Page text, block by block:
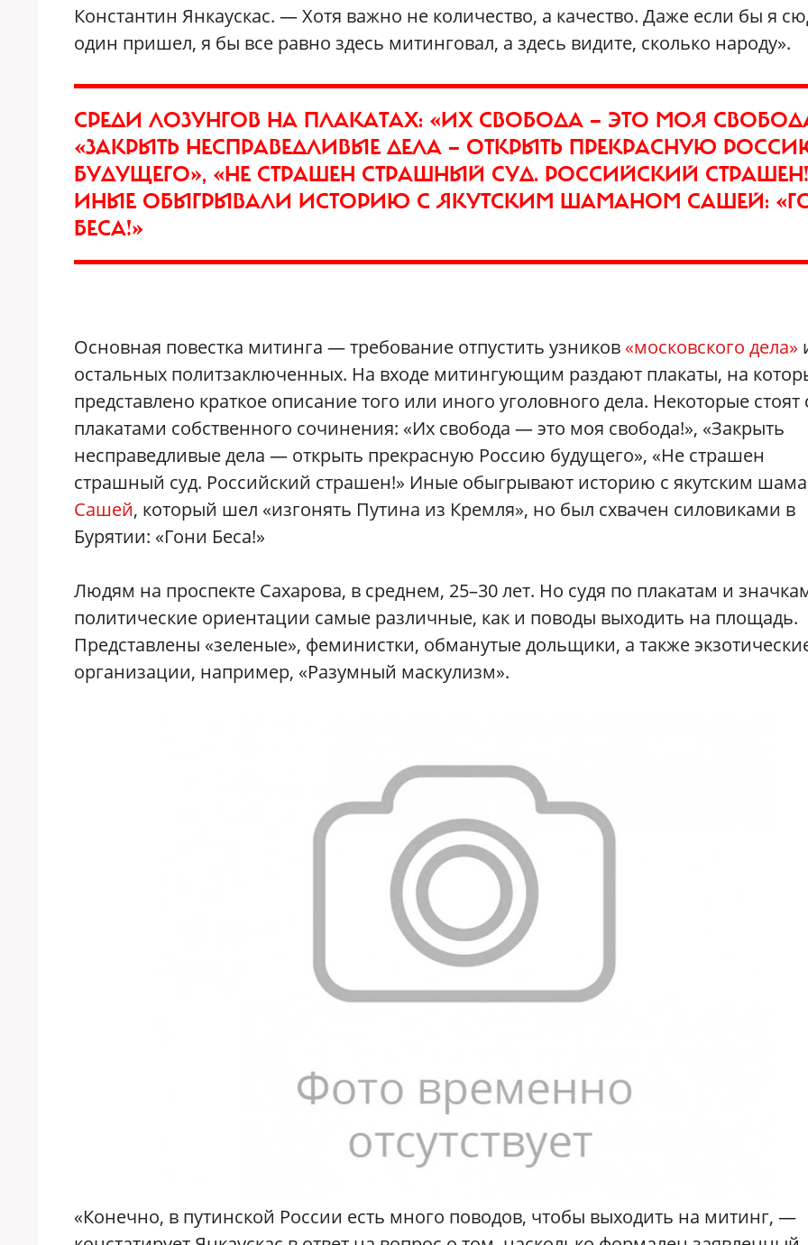
Константин Янкаускас. — Хотя важно не количество, а качество. Даже если бы я
один пришел, я бы все равно здесь митинговал, а здесь видите, сколько народу».
СРЕДИ ЛОЗУНГОВ НА ПЛАКАТАХ: «ИХ СВОБОДА — ЭТО МОЯ
«ЗАКРЫТЬ НЕСПРАВЕДЛИВЫЕ ДЕЛА — ОТКРЫТЬ ПРЕКРАСНУЮ
БУДУЩЕГО», «НЕ СТРАШЕН СТРАШНЫЙ СУД. РОССИЙСКИЙ
ИНЫЕ ОБЫГРЫВАЛИ ИСТОРИЮ С ЯКУТСКИМ ШАМАНОМ САШЕЙ:
БЕСА!»
Основная повестка митинга — требование отпустить узников «московского дела»
остальных политзаключенных. На входе митингующим раздают плакаты, на
представлено краткое описание того или иного уголовного дела. Некоторые стоят
плакатами собственного сочинения: «Их свобода — это моя свобода!», «Закрыть
несправедливые дела — открыть прекрасную Россию будущего», «Не страшен
страшный суд. Российский страшен!» Иные обыгрывают историю с якутским
Сашей, который шел «изгонять Путина из Кремля», но был схвачен силовиками в
Бурятии: «Гони Беса!»
Людям на проспекте Сахарова, в среднем, 25–30 лет. Но судя по плакатам и
политические ориентации самые различные, как и поводы выходить на площадь.
Представлены «зеленые», феминистки, обманутые дольщики, а также
организации, например, «Разумный маскулизм».
«Конечно, в путинской России есть много поводов, чтобы выходить на митинг, —